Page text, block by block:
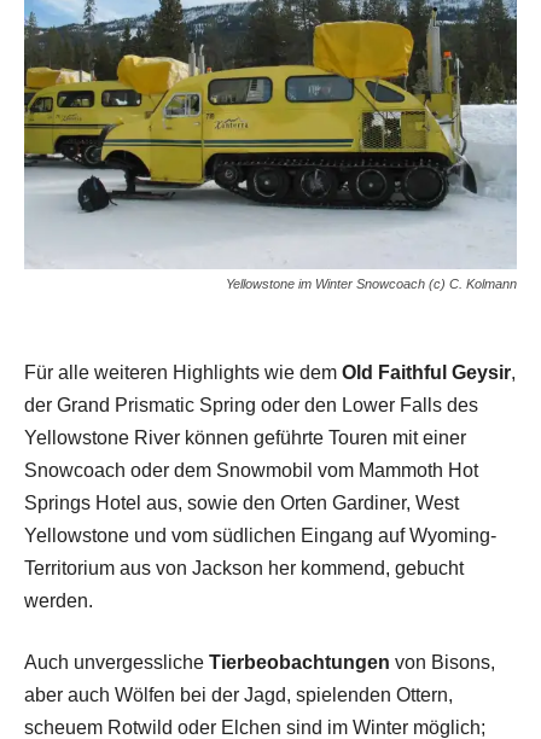
Yellowstone im Winter Snowcoach (c) C. Kolmann
Für alle weiteren Highlights wie dem Old Faithful Geysir,
der Grand Prismatic Spring oder den Lower Falls des
Yellowstone River können geführte Touren mit einer
Snowcoach oder dem Snowmobil vom Mammoth Hot
Springs Hotel aus, sowie den Orten Gardiner, West
Yellowstone und vom südlichen Eingang auf Wyoming-
Territorium aus von Jackson her kommend, gebucht
werden.
Auch unvergessliche Tierbeobachtungen von Bisons,
aber auch Wölfen bei der Jagd, spielenden Ottern,
scheuem Rotwild oder Elchen sind im Winter möglich;